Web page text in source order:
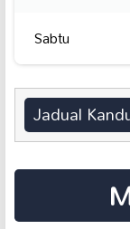
Sabtu
Jadual